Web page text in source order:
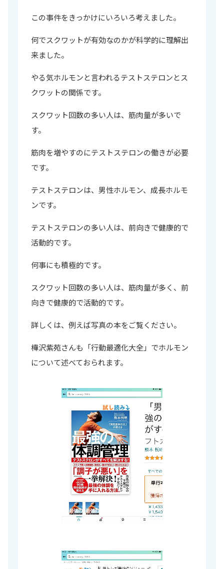
この事件をきっかけにいろいろ考えました。
何でスクワットが有効なのかが科学的に理解出
来ました。
やる気ホルモンと言われるテストステロンとス
クワットの関係です。
スクワット回数の多い人は、筋肉量が多いで
す。
筋肉を増やすのにテストステロンの働きが必要
です。
テストステロンは、男性ホルモン、成長ホルモ
ンです。
テストステロンの多い人は、前向きで健康的で
活動的です。
何事にも積極的です。
スクワット回数の多い人は、筋肉量が多く、前
向きで健康的で活動的です。
詳しくは、例えば写真の本をご覧ください。
樺沢紫苑さんも「行動最適化大全」でホルモン
について述べておられます。